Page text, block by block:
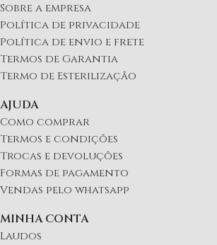
Sobre a empresa
Política de privacidade
Política de envio e frete
Termos de Garantia
Termo de Esterilização
AJUDA
Como comprar
Termos e condições
Trocas e devoluções
Formas de pagamento
Vendas pelo whatsapp
MINHA CONTA
Laudos